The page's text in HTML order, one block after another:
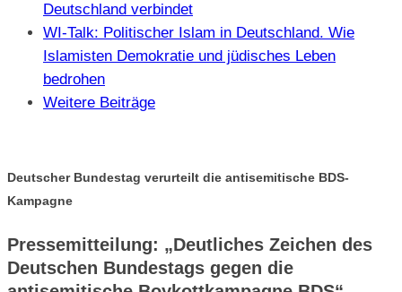
Deutschland verbindet
WI-Talk: Politischer Islam in Deutschland. Wie
Islamisten Demokratie und jüdisches Leben
bedrohen
Weitere Beiträge
Deutscher Bundestag verurteilt die antisemitische BDS-
Kampagne
Pressemitteilung: „Deutliches Zeichen des
Deutschen Bundestags gegen die